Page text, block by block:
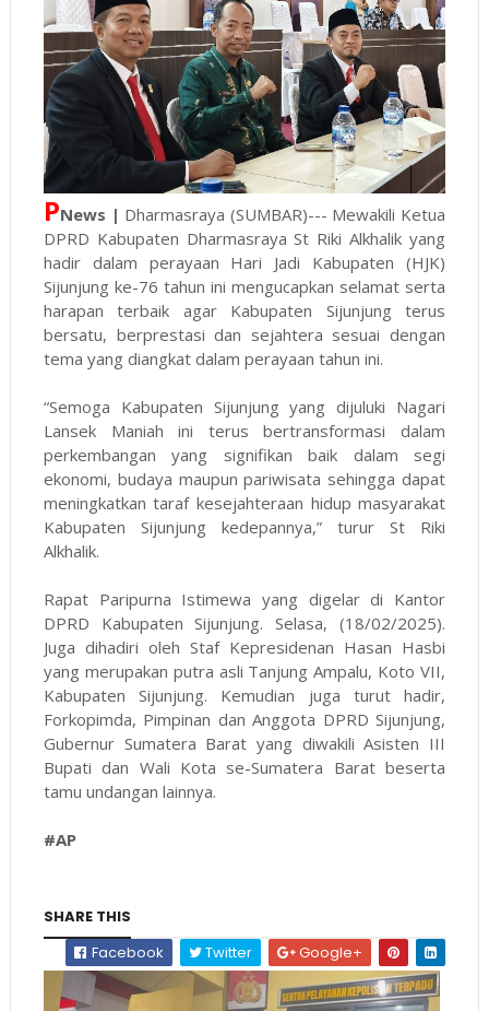
PNews | Dharmasraya (SUMBAR)--- Mewakili Ketua
DPRD Kabupaten Dharmasraya St Riki Alkhalik yang
hadir dalam perayaan Hari Jadi Kabupaten (HJK)
Sijunjung ke-76 tahun ini mengucapkan selamat serta
harapan terbaik agar Kabupaten Sijunjung terus
bersatu, berprestasi dan sejahtera sesuai dengan
tema yang diangkat dalam perayaan tahun ini.
“Semoga Kabupaten Sijunjung yang dijuluki Nagari
Lansek Maniah ini terus bertransformasi dalam
perkembangan yang signifikan baik dalam segi
ekonomi, budaya maupun pariwisata sehingga dapat
meningkatkan taraf kesejahteraan hidup masyarakat
Kabupaten Sijunjung kedepannya,” turur St Riki
Alkhalik.
Rapat Paripurna Istimewa yang digelar di Kantor
DPRD Kabupaten Sijunjung. Selasa, (18/02/2025).
Juga dihadiri oleh Staf Kepresidenan Hasan Hasbi
yang merupakan putra asli Tanjung Ampalu, Koto VII,
Kabupaten Sijunjung. Kemudian juga turut hadir,
Forkopimda, Pimpinan dan Anggota DPRD Sijunjung,
Gubernur Sumatera Barat yang diwakili Asisten III
Bupati dan Wali Kota se-Sumatera Barat beserta
tamu undangan lainnya.
#AP
SHARE THIS
Facebook
Twitter Google+